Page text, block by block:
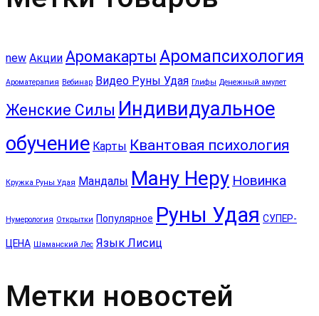
new Акции Аромакарты Аромапсихология
Ароматерапия Вебинар Видео Руны Удая Глифы Денежный амулет
Женские Силы Индивидуальное
обучение Карты Квантовая психология
Кружка Руны Удая Мандалы Ману Неру Новинка
Нумерология Открытки Популярное Руны Удая СУПЕР-
ЦЕНА Шаманский Лес Язык Лисиц
Метки новостей